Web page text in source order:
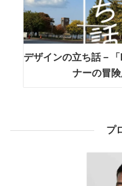
デザインの立ち話－
ナーの冒
プ